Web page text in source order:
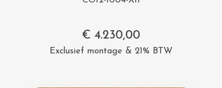
€ 4.230,00
Exclusief montage & 21% BTW